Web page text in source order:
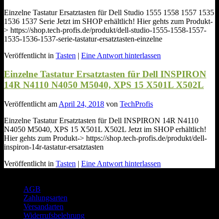
Einzelne Tastatur Ersatztasten für Dell Studio 1555 1558 1557 1535
1536 1537 Serie Jetzt im SHOP erhältlich! Hier gehts zum Produkt-
> https://shop.tech-profis.de/produkt/dell-studio-1555-1558-1557-
1535-1536-1537-serie-tastatur-ersatztasten-einzelne
Veröffentlicht in Tasten | Eine Antwort hinterlassen
Einzelne Tastatur Ersatztasten für Dell INSPIRON
14R N4110 N4050 M5040, XPS 15 X501L X502L
Veröffentlicht am April 24, 2018 von TechProfis
Einzelne Tastatur Ersatztasten für Dell INSPIRON 14R N4110
N4050 M5040, XPS 15 X501L X502L Jetzt im SHOP erhältlich!
Hier gehts zum Produkt-> https://shop.tech-profis.de/produkt/dell-
inspiron-14r-tastatur-ersatztasten
Veröffentlicht in Tasten | Eine Antwort hinterlassen
AGB
Zahlungsarten
Versandarten
Widerrufsbelehrung